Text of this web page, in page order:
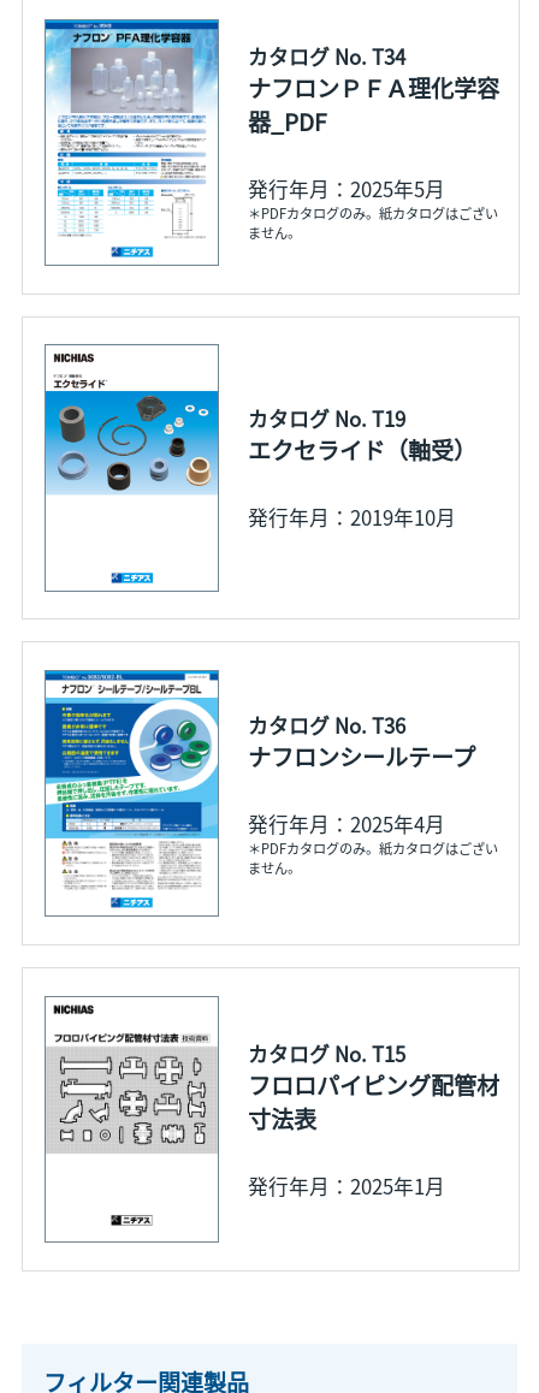
カタログ No. T34
ナフロンＰＦＡ理化学容
器_PDF
発行年月：2025年5月
＊PDFカタログのみ。紙カタログはござい
ません。
カタログ No. T19
エクセライド（軸受）
発行年月：2019年10月
カタログ No. T36
ナフロンシールテープ
発行年月：2025年4月
＊PDFカタログのみ。紙カタログはござい
ません。
カタログ No. T15
フロロパイピング配管材
寸法表
発行年月：2025年1月
フィルター関連製品